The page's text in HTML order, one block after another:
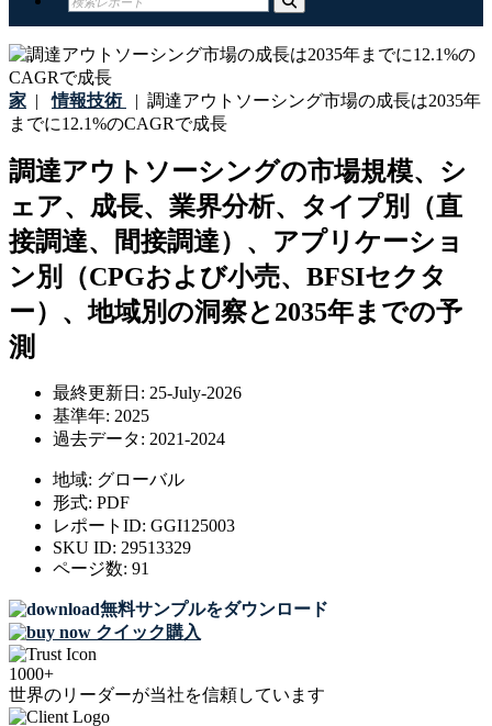
家 | 情報技術 | 調達アウトソーシング市場の成長は2035年
までに12.1%のCAGRで成長
調達アウトソーシングの市場規模、シ
ェア、成長、業界分析、タイプ別（直
接調達、間接調達）、アプリケーショ
ン別（CPGおよび小売、BFSIセクタ
ー）、地域別の洞察と2035年までの予
測
最終更新日: 25-July-2026
基準年: 2025
過去データ: 2021-2024
地域: グローバル
形式: PDF
レポートID: GGI125003
SKU ID: 29513329
ページ数: 91
無料サンプルをダウンロード
クイック購入
1000+
世界のリーダーが当社を信頼しています